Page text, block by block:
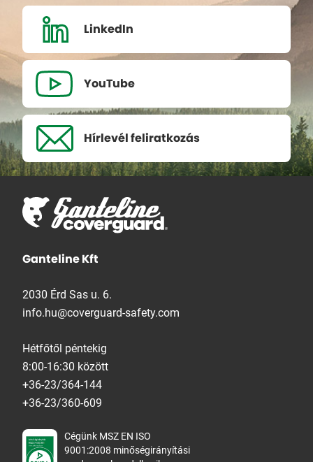
LinkedIn
YouTube
Hírlevél feliratkozás
Ganteline Kft
2030 Érd Sas u. 6.
info.hu@coverguard-safety.com
Hétfőtől péntekig
8:00-16:30 között
+36-23/364-144
+36-23/360-609
Cégünk MSZ EN ISO
9001:2008 minőségirányítási